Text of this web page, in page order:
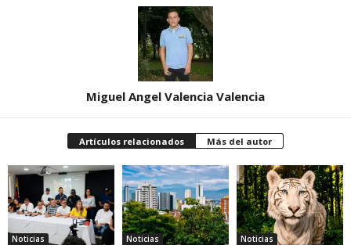
Miguel Angel Valencia Valencia
Artículos relacionados Más del autor
Noticias Noticias Noticias